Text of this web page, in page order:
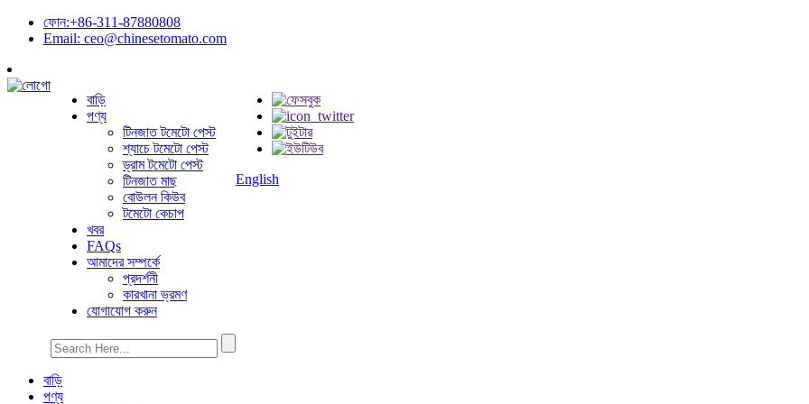
ফোন:+86-311-87880808
Email: ceo@chinesetomato.com
বাড়ি
পণ্য
টিনজাত টমেটো পেস্ট
শ্যাচে টমেটো পেস্ট
ড্রাম টমেটো পেস্ট
টিনজাত মাছ
বোউলন কিউব
টমেটো কেচাপ
খবর
FAQs
আমাদের সম্পর্কে
প্রদর্শনী
কারখানা ভ্রমণ
যোগাযোগ করুন
English
বাড়ি
পণ্য